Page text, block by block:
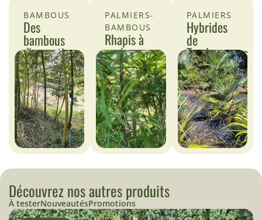
BAMBOUS
Des
bambous
d'exception
PALMIERS-
BAMBOUS
Rhapis à
venir...
PALMIERS
Hybrides
de
Trachycarpus
Découvrez nos autres produits
À testerNouveautésPromotions